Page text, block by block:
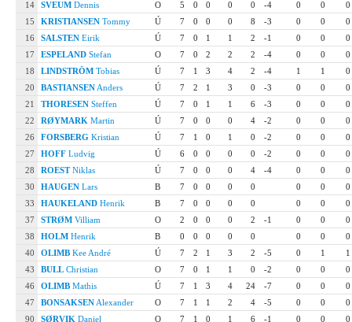
14
SVEUM Dennis O 5 0 0 0 0 -4 0 0
0
15
KRISTIANSEN Tommy Ú 7 0 0 0 8 -3 0 0
0
16
SALSTEN Eirik Ú 7 0 1 1 2 -1 0 0
0
17
ESPELAND Stefan O 7 0 2 2 2 -4 0 0
0
18
LINDSTRÖM Tobias Ú 7 1 3 4 2 -4 1 1
0
20
BASTIANSEN Anders Ú 7 2 1 3 0 -3 0 0
0
21
THORESEN Steffen Ú 7 0 1 1 6 -3 0 0
0
22
RØYMARK Martin Ú 7 0 0 0 4 -2 0 0
0
26
FORSBERG Kristian Ú 7 1 0 1 0 -2 0 0
0
27
HOFF Ludvig Ú 6 0 0 0 0 -2 0 0
0
28
ROESTNiklas Ú 7 0 0 0 4 -4 0 0
0
30
HAUGEN Lars B 7 0 0 0 0 0 0
0
33
HAUKELAND Henrik B 7 0 0 0 0 0 0
0
37
STRØM Villiam O 2 0 0 0 2 -1 0 0
0
38
HOLM Henrik B 0 0 0 0 0 0 0
0
40
OLIMB Kee André Ú 7 2 1 3 2 -5 0 1
1
43
BULL Christian O 7 0 1 1 0 -2 0 0
0
46
OLIMB Mathis Ú 7 1 3 4 24 -7 0 0
0
47
BONSAKSEN Alexander O 7 1 1 2 4 -5 0 0
0
90
SØRVIK Daniel O 7 1 0 1 6 -1 0 0
0